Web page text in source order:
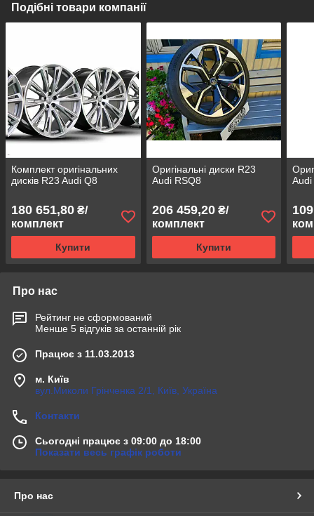
Подібні товари компанії
Комплект оригінальних
дисків R23 Audi Q8
180 651,80 ₴/
комплект
Купити
Оригінальні диски R23
Audi RSQ8
206 459,20₴/
комплект
Купити
Про нас
Рейтинг не сформований
Менше 5 відгуків за останній рік
Працює з 11.03.2013
м. Київ
вул.Миколи Грінченка 2/1, Київ, Україна
Контакти
Сьогодні працює з 09:00 до 18:00
Показати весь графік роботи
Про нас